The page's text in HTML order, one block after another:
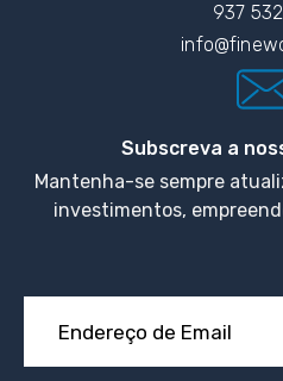
937
Subscreva a
Mantenha-se sempre
investimentos,